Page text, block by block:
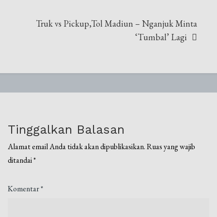
Truk vs Pickup,Tol Madiun – Nganjuk Minta
‘Tumbal’ Lagi
Tinggalkan Balasan
Alamat email Anda tidak akan dipublikasikan. Ruas yang wajib
ditandai*
Komentar*